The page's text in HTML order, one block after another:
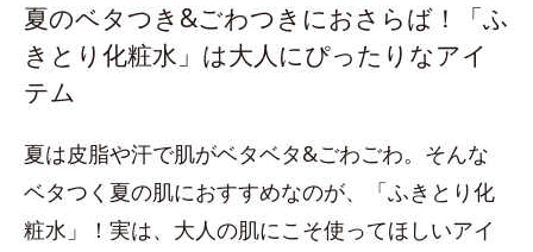
夏のベタつき&ごわつきにおさらば！「ふ
きとり化粧水」は大人にぴったりなアイ
テム
夏は皮脂や汗で肌がベタベタ&ごわごわ。そんな
ベタつく夏の肌におすすめなのが、「ふきとり化
粧水」！実は、大人の肌にこそ使ってほしいアイ